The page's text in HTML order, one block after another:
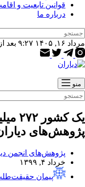
قوانین تابعیت و
درباره ما
مرداد ۱۶, ۱۴۰۵ ۹:۲۷ بعد از ظهر
منو
یک
پژوهش‌های
پژوهش‌های انجمن
خرداد ۴, ۱۳۹۹
پیمان